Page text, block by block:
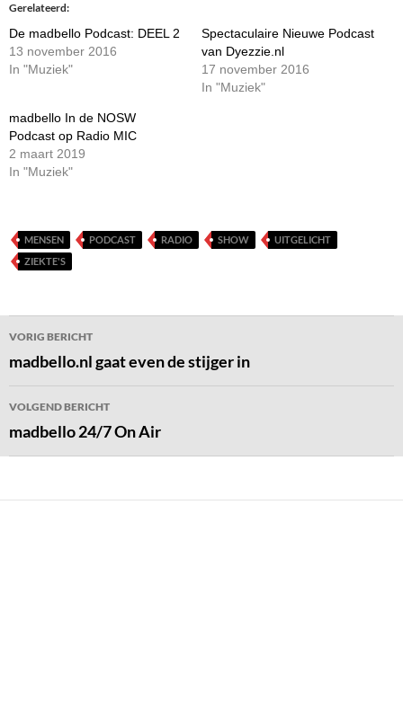
Gerelateerd
De madbello Podcast: DEEL 2
13 november 2016
In "Muziek"
Spectaculaire Nieuwe Podcast
van Dyezzie.nl
17 november 2016
In "Muziek"
madbello In de NOSW
Podcast op Radio MIC
2 maart 2019
In "Muziek"
MENSEN PODCAST RADIO SHOW
UITGELICHT
ZIEKTE'S
Bericht
navigatie
VORIG BERICHT
madbello.nl gaat even de stijger in
VOLGEND BERICHT
madbello 24/7 On Air